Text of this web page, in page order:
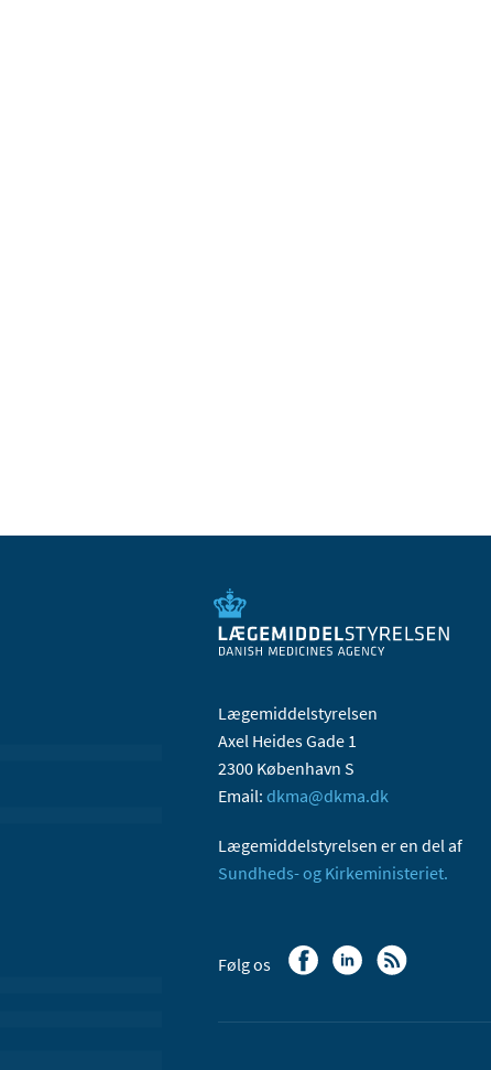
Lægemiddelstyrelsen
Axel Heides Gade 1
2300 København S
Email: dkma@dkma.dk
Lægemiddelstyrelsen er en del af
Sundheds- og Kirkeministeriet.
Følg os